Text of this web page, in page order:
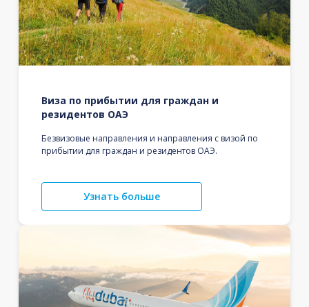
Виза по прибытии для граждан и
резидентов ОАЭ
Безвизовые направления и направления с визой по
прибытии для граждан и резидентов ОАЭ.
Узнать больше